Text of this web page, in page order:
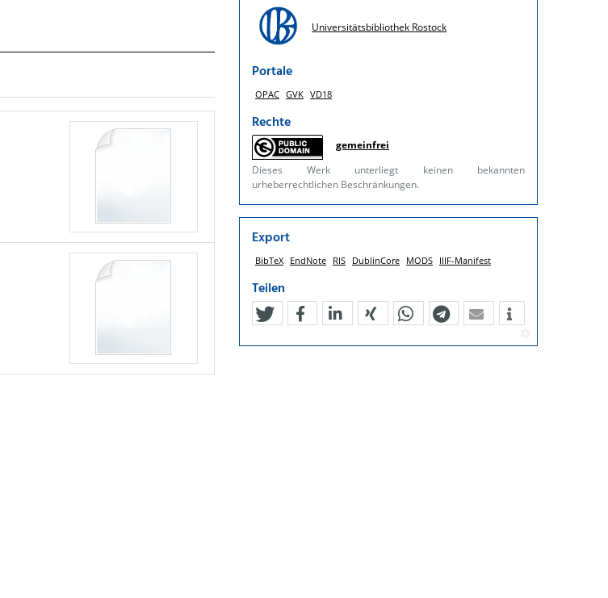
Universitätsbibliothek Rostock
Portale
OPAC GVK VD18
Rechte
gemeinfrei
Dieses Werk unterliegt keinen bekannten
urheberrechtlichen Beschränkungen.
Export
BibTeX EndNote RIS DublinCore MODS IIIF-Manifest
Teilen